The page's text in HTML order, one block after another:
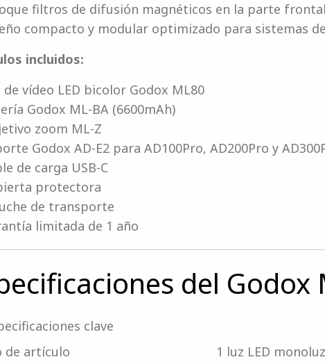
filtros de difusión magnéticos en la parte
compacto y modular optimizado para sistemas
incluidos:
de vídeo LED bicolor Godox ML80
Godox ML-BA (6600mAh)
zoom ML-Z
Godox AD-E2 para AD100Pro, AD200Pro y
de carga USB-C
protectora
de transporte
limitada de 1 año
del Godox
clave
de artículo
1 luz LED monoluz